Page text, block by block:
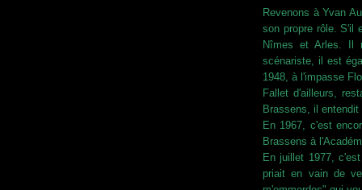
Revenons à Yvan
son propre rôle. S'il
Nîmes et Arles. Il
scénariste, il est
1948, à l'impasse
Fallet d'ailleurs,
Brassens, il
En 1967, c'est
Brassens à
En juillet 1977,
priait en vain de